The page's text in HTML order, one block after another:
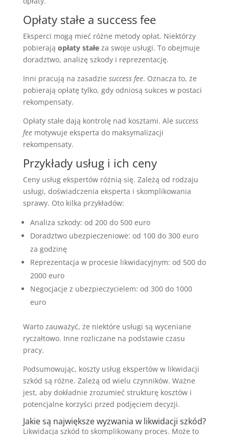
Opłaty stałe a success fee
Eksperci mogą mieć różne metody opłat. Niektórzy
pobierają opłaty stałeza swoje usługi. To obejmuje
doradztwo, analizę szkody i reprezentację.
Inni pracują na zasadzie success fee. Oznacza to, że
pobierają opłatę tylko, gdy odniosą sukces w postaci
rekompensaty.
Opłaty stałe dają kontrolę nad kosztami. Ale success
feemotywuje eksperta do maksymalizacji
rekompensaty.
Przykłady usług i ich ceny
Ceny usług ekspertów różnią się. Zależą od rodzaju
usługi, doświadczenia eksperta i skomplikowania
sprawy. Oto kilka przykładów:
Analiza szkody: od 200 do 500 euro
Doradztwo ubezpieczeniowe: od 100 do 300 euro
za godzinę
Reprezentacja w procesie likwidacyjnym: od 500 do
2000 euro
Negocjacje z ubezpieczycielem: od 300 do 1000
euro
Warto zauważyć, że niektóre usługi są wyceniane
ryczałtowo. Inne rozliczane na podstawie czasu
pracy.
Podsumowując, koszty usług ekspertów w likwidacji
szkód są różne. Zależą od wielu czynników. Ważne
jest, aby dokładnie zrozumieć strukturę kosztów i
potencjalne korzyści przed podjęciem decyzji.
Jakie są największe wyzwania w likwidacji szkód?
Likwidacja szkód to skomplikowany proces. Może to